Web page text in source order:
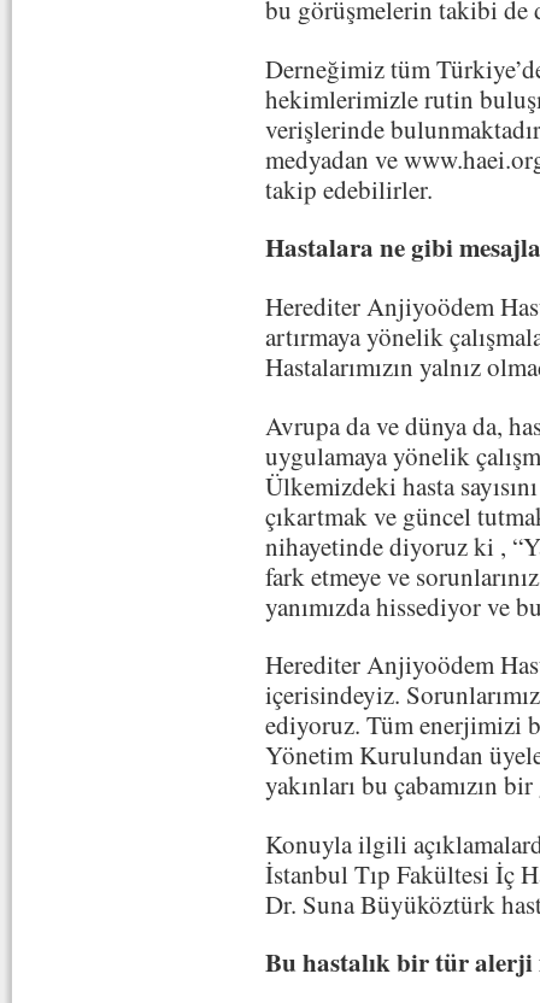
bu görüşmelerin takibi de
Derneğimiz tüm
hekimlerimizle rutin
verişlerinde
medyadan ve
takip edebilirler.
Hastalara ne gibi
Herediter Anjiyoödem
artırmaya yönelik
Hastalarımızın yalnız
Avrupa da ve dünya da,
uygulamaya yönelik
Ülkemizdeki hasta
çıkartmak ve güncel
nihayetinde diyoruz ki ,
fark etmeye ve
yanımızda hissediyor ve
Herediter Anjiyoödem
içerisindeyiz.
ediyoruz. Tüm enerjimizi
Yönetim Kurulundan
yakınları bu çabamızın
Konuyla ilgili
İstanbul Tıp Fakültesi İç
Dr. Suna Büyüköztürk
Bu hastalık bir tür